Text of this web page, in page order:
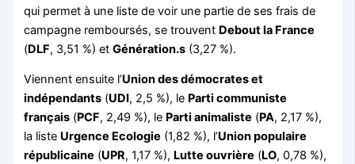
qui permet à une liste de voir une partie de ses frais de
campagne remboursés, se trouvent Debout la France
(DLF, 3,51 %) etGénération.s (3,27 %).
Viennent ensuite l’Union des démocrates et
indépendants (UDI, 2,5 %), le Parti communiste
français (PCF, 2,49 %), le Parti animaliste (PA, 2,17 %),
la liste Urgence Ecologie (1,82 %), l’Union populaire
républicaine (UPR, 1,17 %), Lutte ouvrière (LO, 0,78 %),